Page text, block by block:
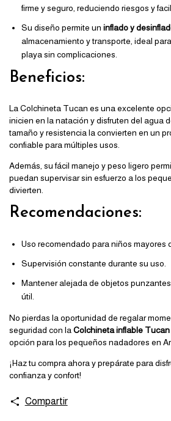
firme y seguro, reduciendo riesgos y
Su diseño permite un inflado y
almacenamiento y transporte, ideal
playa sin complicaciones.
Beneficios:
La Colchineta Tucan es una excelente
inicien en la natación y disfruten del agua
tamaño y resistencia la convierten en un
confiable para múltiples usos.
Además, su fácil manejo y peso ligero
puedan supervisar sin esfuerzo a los
divierten.
Recomendaciones:
Uso recomendado para niños mayores
Supervisión constante durante su uso.
Mantener alejada de objetos
útil.
No pierdas la oportunidad de regalar
seguridad con la Colchineta inflable
opción para los pequeños nadadores en
¡Haz tu compra ahora y prepárate para
confianza y confort!
Compartir